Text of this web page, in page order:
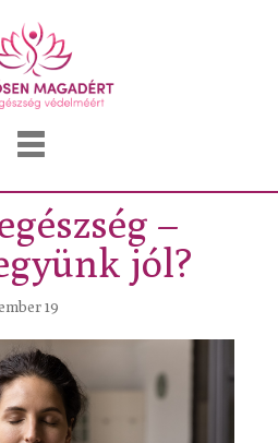
–
jól?
19